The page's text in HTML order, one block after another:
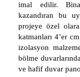
imal edilir. Bina
kazandıran bu
projeye özel
katmanları 4’er
izolasyon
bölme
ve hafif duvar